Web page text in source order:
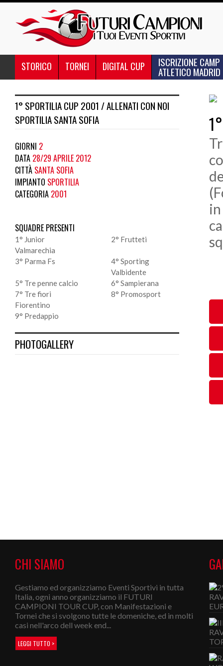
STORICO TORNEI DIGITAL CUP ISCRIZIONE CAMP
ATLETICO MADRID
1° SPORTILIA CUP 2001 / ALLENATI CON NOI
SPORTILIA SANTA SOFIA
GIORNI 2
DATA 28/29 APRILE 2012
CITTÀ SANTA SOFIA
IMPIANTO SPORTILIA
CATEGORIA 2001
SQUADRE PRESENTI
1° Junior
Valmarechia
2° Frutteti
3° Parma Fs
4° Sporting
Valbidente
5° Tre penne calcio
6° Sampierana
7° Tre fiori
Fiorentino
8° Promosport
9° Predappio
PHOTOGALLERY
CHI SIAMO
Gestiamo ed organizziamo Eventi Sportivi in tutta
Italia, ogni anno organizziamo il FUTURI
CAMPIONI TOUR CUP, con Manifestazioni e
Tornei che si svolgono tutte le domeniche, ed in molti
casi nell'arco dell week end...
LEGGI TUTTO >